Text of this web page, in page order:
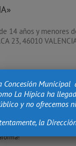
14 años y menores
23, 46010
| Sin comentarios
Concesión Municipal
La Hípica ha
y no ofrecemos
la